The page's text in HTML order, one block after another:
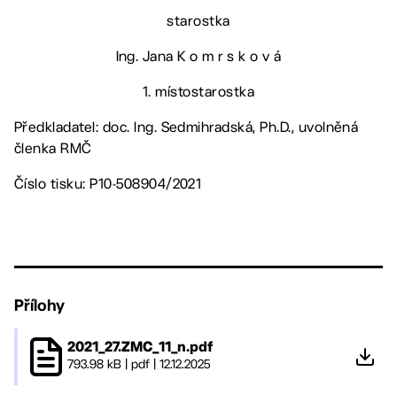
starostka
Ing. Jana K o m r s k o v á
1. místostarostka
Předkladatel: doc. Ing. Sedmihradská, Ph.D., uvolněná
členka RMČ
Číslo tisku: P10-508904/2021
Přílohy
2021_27.ZMC_11_n.pdf
793.98 kB pdf 12.12.2025